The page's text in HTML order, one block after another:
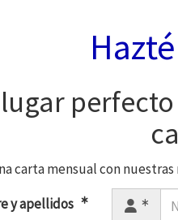
lugar
carta mensual con
y apellidos